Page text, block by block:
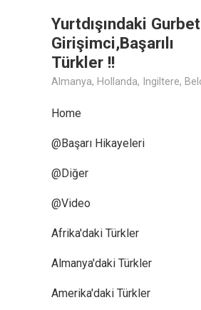
Yurtdışındaki
Girişimci,Başarılı
Türkler !!
Home
@Başarı Hikayeleri
@Diğer
@Video
Afrika'daki Türkler
Almanya'daki Türkler
Amerika'daki Türkler